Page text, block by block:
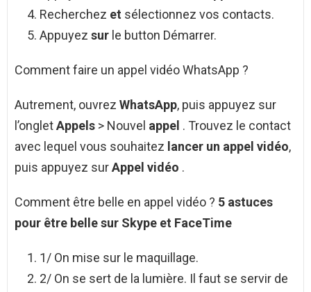
Recherchez et sélectionnez vos contacts.
Appuyez sur le button Démarrer.
Comment faire un appel vidéo WhatsApp ?
Autrement, ouvrez WhatsApp, puis appuyez sur
l’ongletAppels > Nouvel appel . Trouvez le contact
avec lequel vous souhaitez lancer un appel vidéo,
puis appuyez surAppel vidéo .
Comment être belle en appel vidéo ? 5 astuces
pour être bellesur Skype et FaceTime
1/ On mise sur le maquillage.
2/ On se sert de la lumière. Il faut se servir de